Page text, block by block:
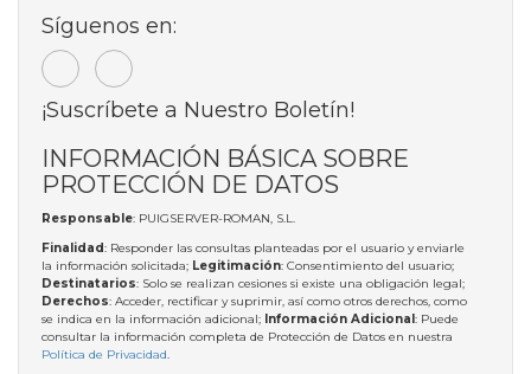
Síguenos en:
¡Suscríbete a Nuestro Boletín!
INFORMACIÓN BÁSICA SOBRE
PROTECCIÓN DE DATOS
Responsable: PUIGSERVER-ROMAN, S.L.
Finalidad: Responder las consultas planteadas por el usuario y enviarle
la información solicitada; Legitimación: Consentimiento del usuario;
Destinatarios: Solo se realizan cesiones si existe una obligación legal;
Derechos: Acceder, rectificar y suprimir, así como otros derechos, como
se indica en la información adicional; Información Adicional: Puede
consultar la información completa de Protección de Datos en nuestra
Política de Privacidad.